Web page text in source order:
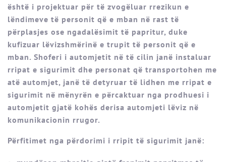
është i projektuar për të zvogëluar rrezikun e
lëndimeve të personit që e mban në rast të
përplasjes ose ngadalësimit të papritur, duke
kufizuar lëvizshmërinë e trupit të personit që e
mban. Shoferi i automjetit në të cilin janë instaluar
rripat e sigurimit dhe personat që transportohen me
atë automjet, janë të detyruar të lidhen me rripat e
sigurimit në mënyrën e përcaktuar nga prodhuesi i
automjetit gjatë kohës derisa automjeti lëviz në
komunikacionin rrugor.
Përfitimet nga përdorimi i rripit të sigurimit janë: